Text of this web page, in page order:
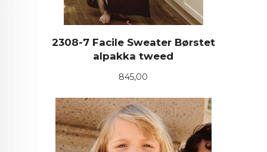
2308-7 Facile Sweater Børstet
alpakka tweed
Pris
845,00